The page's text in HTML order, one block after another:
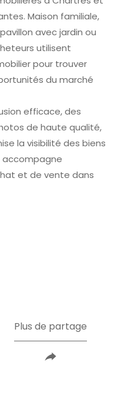
Maison familiale,
avec jardin ou
utilisent
pour trouver
du marché
efficace, des
de haute qualité,
la visibilité des biens
accompagne
et de vente dans
Plus de partage